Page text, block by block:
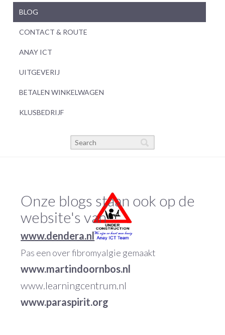
BLOG
CONTACT & ROUTE
ANAY ICT
UITGEVERIJ
BETALEN WINKELWAGEN
KLUSBEDRIJF
Onze blogs staan ook op de
website's van
www.dendera.nl
‌Pas een over fibromyalgie gemaakt
www.martindoornbos.nl
www.learningcentrum.nl
www.paraspirit.org